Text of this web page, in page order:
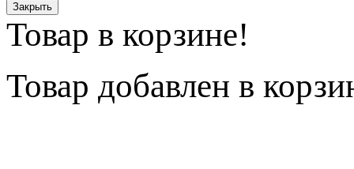
Закрыть
Товар в корзине!
Товар добавлен в